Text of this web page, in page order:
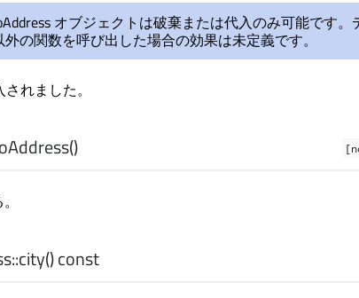
オブジェクトは破棄または代入のみ可能です。
の関数を呼び出した場合の効果は未定義です。
れました。
()
city() const